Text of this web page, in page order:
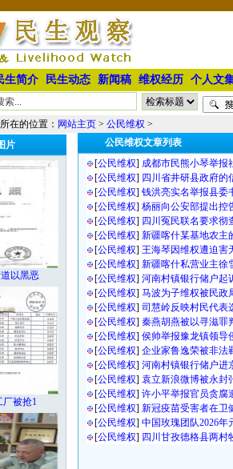
生简介 民生动态 新闻稿 维权经历 个人文
在的位置： 网站主页 > 公民维权 >
片
以黑恶
厂被抢1
公民维权文章列表
[公民维权] 成都市民熊小琴举报
[公民维权] 四川省井研县政府的
[公民维权] 钱洪亮实名举报县委
[公民维权] 杨丽向公安部提出控
[公民维权] 四川冤民联名要求彻
[公民维权] 新疆喀什某基地农主
[公民维权] 王海琴因维权遭迫害
[公民维权] 新疆喀什私营业主徐
[公民维权] 河南村镇银行储户起
[公民维权] 马波为子维权被民政
[公民维权] 司慧岭反映村民代表
[公民维权] 秦燕胡燕被以寻滋罪
[公民维权] 侯帅举报豫龙镇领导
[公民维权] 企业家鲁逸荣被非法
[公民维权] 河南村镇银行储户进
[公民维权] 袁立新浪微博被永封
[公民维权] 许小平举报官员贪腐
[公民维权] 新冠疫苗受害者在卫
[公民维权] 中国玫瑰团队2026年
[公民维权] 四川甘孜德格县两村